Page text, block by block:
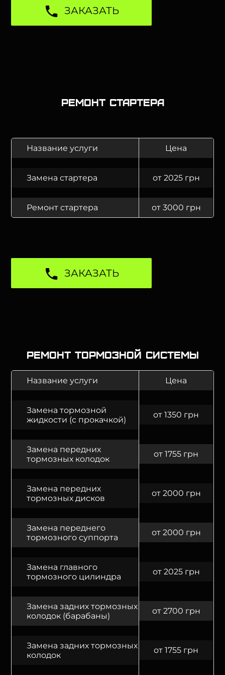
ЗАКАЗАТЬ
Ремонт стартера
Название услуги Цена
Замена стартера от 2025 грн
Ремонт стартера от 3000 грн
ЗАКАЗАТЬ
Ремонт тормозной системы
Название услуги Цена
Замена тормозной
жидкости (с прокачкой)
от 1350 грн
Замена передних
тормозных колодок
от 1755 грн
Замена передних
тормозных дисков
от 2000 грн
Замена переднего
тормозного суппорта
от 2000 грн
Замена главного
тормозного цилиндра
от 2025 грн
Замена задних тормозных
колодок (барабаны)
от 2700 грн
Замена задних тормозных
колодок
от 1755 грн